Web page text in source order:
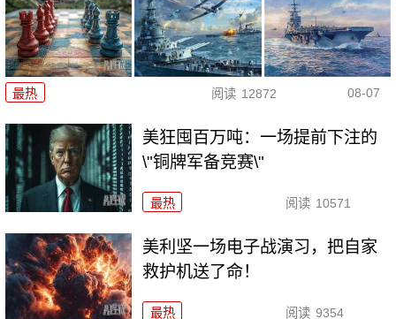
最热 阅读 12872 08-07
美狂囤百万吨：一场提前下注的
\"铜牌军备竞赛\"
最热 阅读 10571
美利坚一场电子战演习，把自家
救护机送了命！
最热 阅读 9354